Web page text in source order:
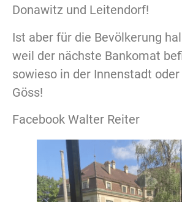
Donawitz und Leitendorf!
Ist aber für die Bevölkerung
weil der nächste Bankomat
sowieso in der Innenstadt
Göss!
Facebook Walter Reiter